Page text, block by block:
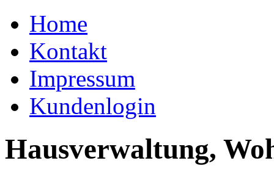
Home
Kontakt
Impressum
Kundenlogin
Hausverwaltung,